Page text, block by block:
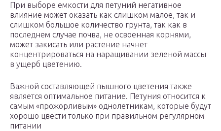
При выборе емкости для петуний негативное
влияние может оказать как слишком малое, так и
слишком большое количество грунта, так как в
последнем случае почва, не освоенная корнями,
может закисать или растение начнет
концентрироваться на наращивании зеленой массы
в ущерб цветению.
Важной составляющей пышного цветения также
является оптимальное питание. Петуния относится к
самым «прожорливым» однолетникам, которые будут
хорошо цвести только при правильном регулярном
питании